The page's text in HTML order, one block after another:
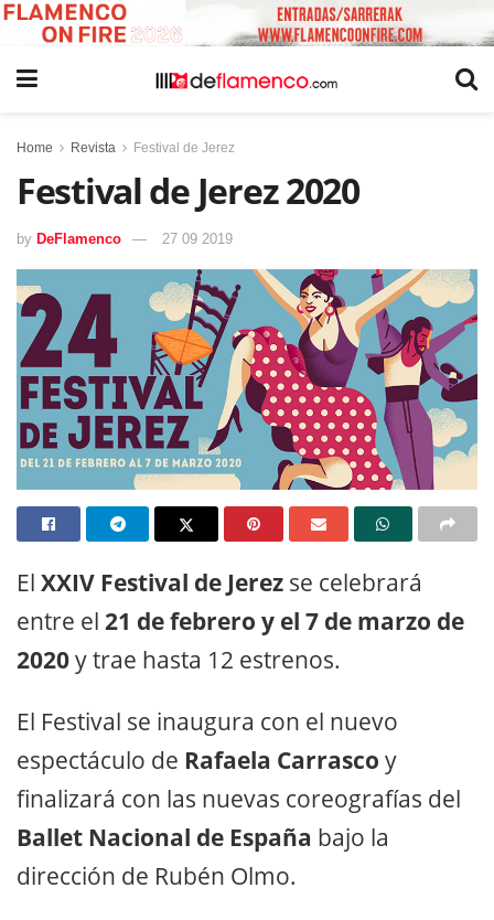
Home Revista Festival de Jerez
Festival de Jerez 2020
by DeFlamenco 27 09 2019
El XXIV Festival de Jerez se celebrará
entre el 21 de febrero y el 7 de marzo de
2020y trae hasta 12 estrenos.
El Festival se inaugura con el nuevo
espectáculo de Rafaela Carrasco y
finalizará con las nuevas coreografías del
Ballet Nacional de España bajo la
dirección de Rubén Olmo.